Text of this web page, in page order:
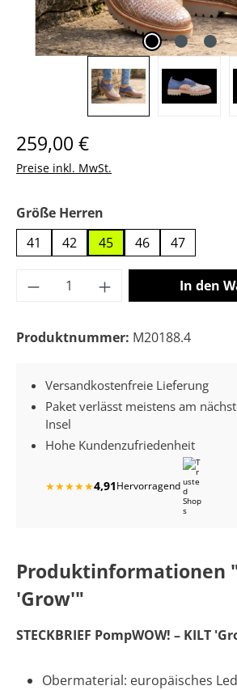
Regulärer Preis:
259,00 €
Preise inkl. MwSt.
Größe Herren
41
42 45 46 47
Produkt Anzahl: GibIn den
Produktnummer: M20188.4
Versandkostenfreie Lieferung
Paket verlässt meistens am
Insel
Hohe Kundenzufriedenheit
★★★★★4,91Hervorragend
Produktinformationen
'Grow'"
STECKBRIEF PompWOW! – KILT
Obermaterial: europäisches